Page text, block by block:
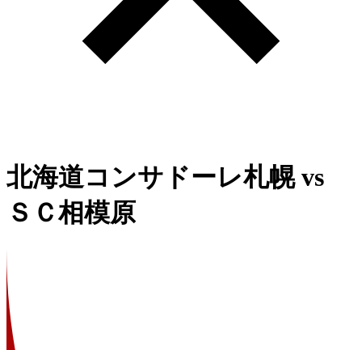
北海道コンサドーレ札幌vs
ＳＣ相模原